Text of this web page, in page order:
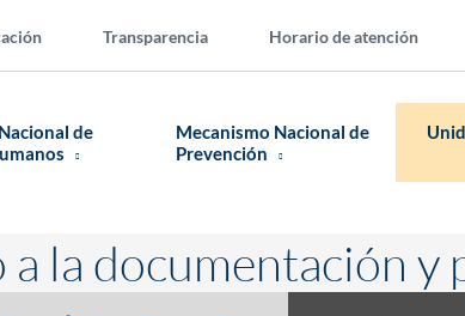
Transparencia Horario de atención
de
Mecanismo Nacional de
Prevención
a la documentación y